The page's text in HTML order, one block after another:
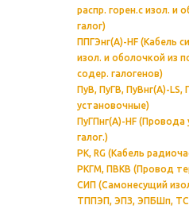
распр. горен.с изол. и
галог)
ППГЭнг(А)-HF (Кабель
изол. и оболочкой из
содер. галогенов)
ПуВ, ПуГВ, ПуВнг(А)-LS,
установочные)
ПуГПнг(A)-HF
галог.)
РК, RG (Кабель
РКГМ, ПВКВ (Провод
СИП (Самонесущий
ТППЭП, ЭПЗ, ЭПБШп,